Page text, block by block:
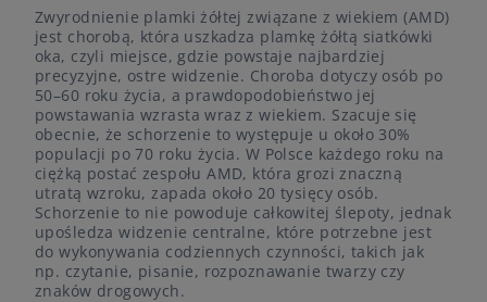
Zwyrodnienie plamki żółtej związane z wiekiem (AMD)
jest chorobą, która uszkadza plamkę żółtą siatkówki
oka, czyli miejsce, gdzie powstaje najbardziej
precyzyjne, ostre widzenie. Choroba dotyczy osób po
50–60 roku życia, a prawdopodobieństwo jej
powstawania wzrasta wraz z wiekiem. Szacuje się
obecnie, że schorzenie to występuje u około 30%
populacji po 70 roku życia. W Polsce każdego roku na
ciężką postać zespołu AMD, która grozi znaczną
utratą wzroku, zapada około 20 tysięcy osób.
Schorzenie to nie powoduje całkowitej ślepoty, jednak
upośledza widzenie centralne, które potrzebne jest
do wykonywania codziennych czynności, takich jak
np. czytanie, pisanie, rozpoznawanie twarzy czy
znaków drogowych.